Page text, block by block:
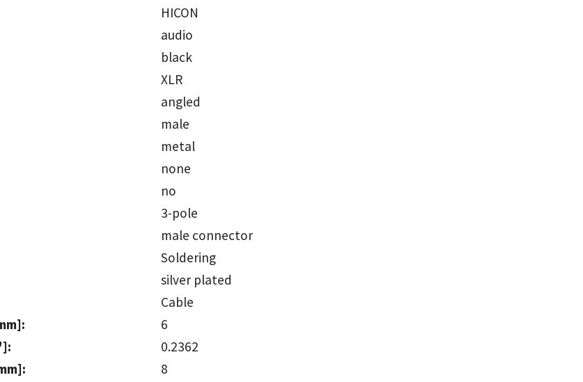
HICON
audio
black
XLR
angled
male
metal
none
no
3-pole
male connector
Soldering
silver plated
Cable
6
0.2362
8